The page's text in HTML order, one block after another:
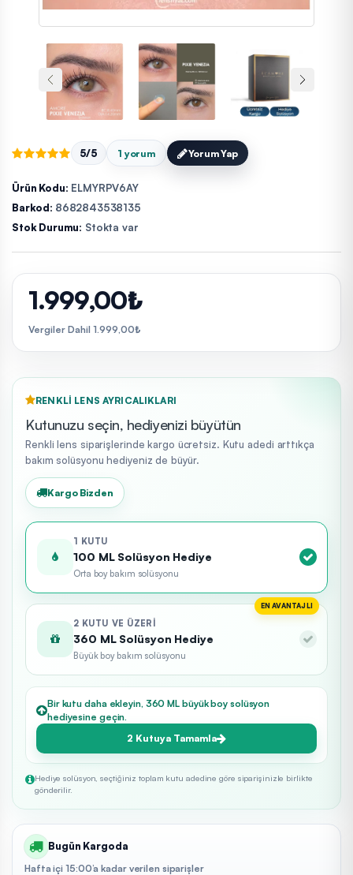
5/5 1 yorum Yorum Yap
Ürün Kodu: ELMYRPV6AY
Barkod: 8682843538135
Stok Durumu: Stokta var
1.999,00₺
Vergiler Dahil 1.999,00₺
RENKLI LENS AYRICALIKLARI
Kutunuzu seçin, hediyenizi büyütün
Renkli lens siparişlerinde kargo ücretsiz. Kutu adedi arttıkça
bakım solüsyonu hediyeniz de büyür.
Kargo Bizden
1 KUTU
100 ML Solüsyon Hediye
Orta boy bakım solüsyonu
EN AVANTAJLI
2 KUTU VE ÜZERI
360 ML Solüsyon Hediye
Büyük boy bakım solüsyonu
Bir kutu daha ekleyin, 360 ML büyük boy solüsyon
hediyesine geçin.
2 Kutuya Tamamla
Hediye solüsyon, seçtiğiniz toplam kutu adedine göre siparişinizle birlikte
gönderilir.
Bugün Kargoda
Hafta içi 15:00’a kadar verilen siparişler